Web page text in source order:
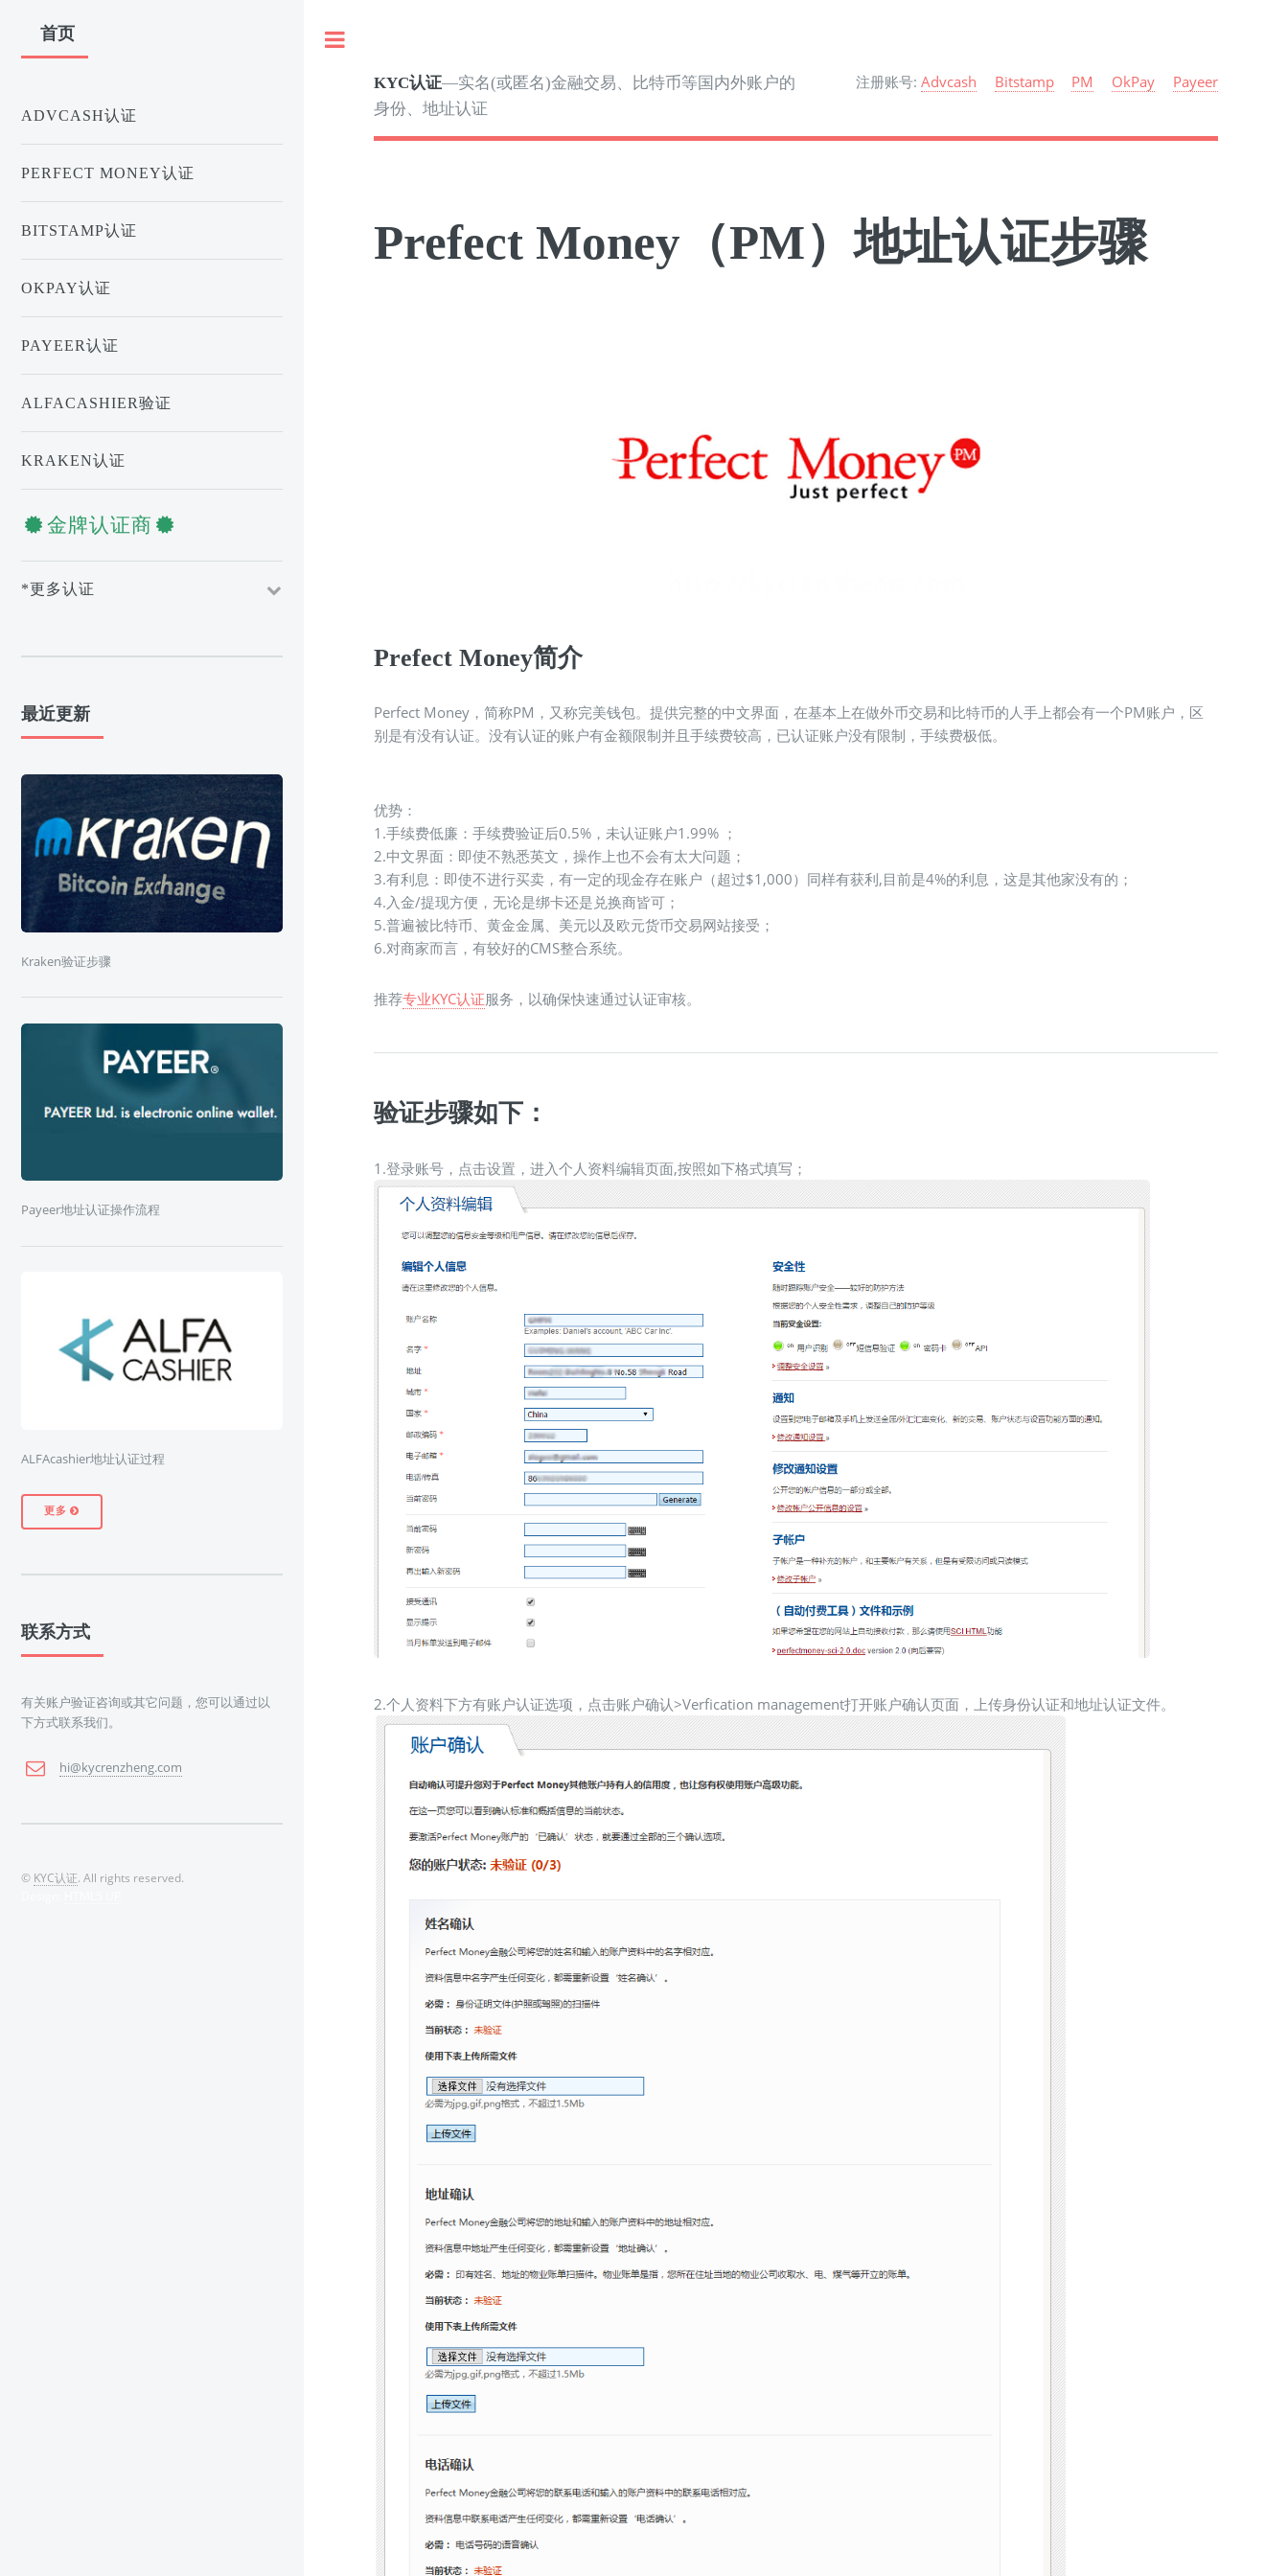
KYC认证—实名(或匿名)金融交易、比特币等国内外账户的
身份、地址认证
注册账号:Advcash Bitstamp PM OkPay Payeer
Prefect Money（PM）地址认证步骤
Prefect Money简介
Perfect Money，简称PM，又称完美钱包。提供完整的中文界面，在基本上在做外币交易和比特币的人手上都会有一个PM账户，区
别是有没有认证。没有认证的账户有金额限制并且手续费较高，已认证账户没有限制，手续费极低。
优势：
1.手续费低廉：手续费验证后0.5%，未认证账户1.99% ；
2.中文界面：即使不熟悉英文，操作上也不会有太大问题；
3.有利息：即使不进行买卖，有一定的现金存在账户（超过$1,000）同样有获利,目前是4%的利息，这是其他家没有的；
4.入金/提现方便，无论是绑卡还是兑换商皆可；
5.普遍被比特币、黄金金属、美元以及欧元货币交易网站接受；
6.对商家而言，有较好的CMS整合系统。
推荐专业KYC认证服务，以确保快速通过认证审核。
验证步骤如下：
1.登录账号，点击设置，进入个人资料编辑页面,按照如下格式填写；
2.个人资料下方有账户认证选项，点击账户确认>Verfication management打开账户确认页面，上传身份认证和地址认证文件。
首页
ADVCASH认证
PERFECT MONEY认证
BITSTAMP认证
OKPAY认证
PAYEER认证
ALFACASHIER验证
KRAKEN认证
金牌认证商
*更多认证
最近更新
Kraken验证步骤
Payeer地址认证操作流程
ALFAcashier地址认证过程
更多
联系方式
有关账户验证咨询或其它问题，您可以通过以
下方式联系我们。
hi@kycrenzheng.com
© KYC认证. All rights reserved.